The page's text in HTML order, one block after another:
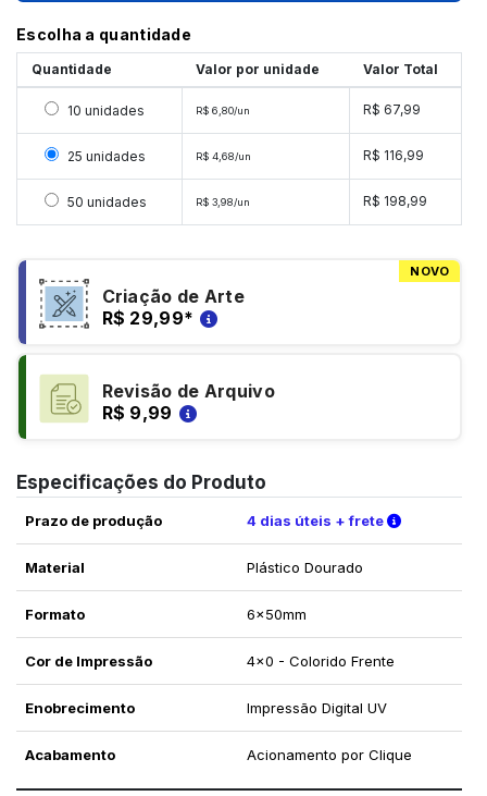
Escolha a quantidade
Quantidade Valor por unidade Valor Total
Selecionar 10 unidades
10 unidades R$ 6,80/un R$ 67,99
Selecionar 25 unidades
25 unidades R$ 4,68/un R$ 116,99
Selecionar 50 unidades
50 unidades R$ 3,98/un R$ 198,99
NOVO
Criação de Arte
R$ 29,99*
Revisão de Arquivo
R$ 9,99
Especificações do Produto
Prazo de produção 4 dias úteis + frete Verifique
Material Plástico Dourado
Formato 6x50mm
Cor de Impressão 4x0 - Colorido Frente
Enobrecimento Impressão Digital UV
Acabamento Acionamento por Clique